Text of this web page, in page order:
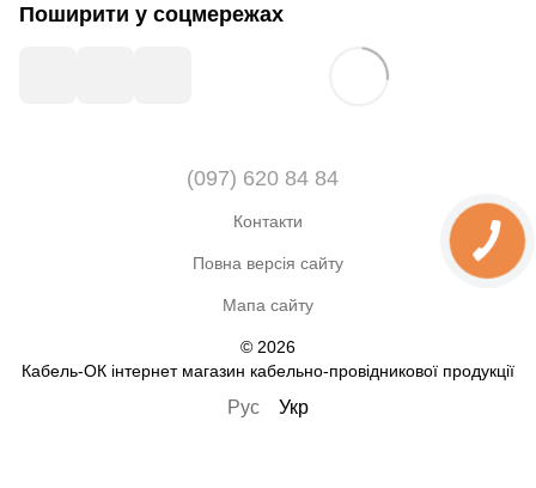
Поширити у соцмережах
(097) 620 84 84
Контакти
Повна версія сайту
Мапа сайту
© 2026
Кабель-ОК інтернет магазин кабельно-провідникової продукції
Рус Укр